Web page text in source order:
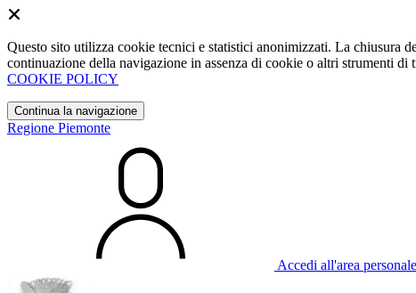
Questo sito utilizza cookie tecnici e statistici anonimizzati. La chiusura
continuazione della navigazione in assenza di cookie o altri strumenti di
COOKIE POLICY
Continua la navigazione
Regione Piemonte
Accedi all'area personale